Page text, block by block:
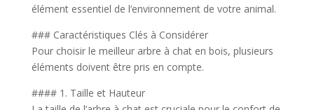
élément essentiel de l’environnement de votre animal.
### Caractéristiques Clés à Considérer
Pour choisir le meilleur arbre à chat en bois, plusieurs
éléments doivent être pris en compte.
#### 1. Taille et Hauteur